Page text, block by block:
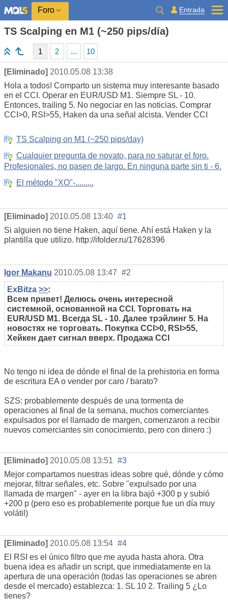
Foro Entrada
TS Scalping en M1 (~250 pips/día)
1 2 ... 10
[Eliminado] 2010.05.08 13:38
Hola a todos! Comparto un sistema muy interesante basado
en el CCI. Operar en EUR/USD M1. Siempre SL - 10.
Entonces, trailing 5. No negociar en las noticias. Comprar
CCI>0, RSI>55, Haken da una señal alcista. Vender CCI
TS Scalping on M1 (~250 pips/day)
Cualquier pregunta de novato, para no saturar el foro.
Profesionales, no pasen de largo. En ninguna parte sin ti - 6.
El método "XO"-.........
[Eliminado] 2010.05.08 13:40 #1
Si alguien no tiene Haken, aquí tiene. Ahí está Haken y la
plantilla que utilizo. http://ifolder.ru/17628396
Igor Makanu 2010.05.08 13:47 #2
ExBitza >>:
Всем привет! Делюсь очень интересной
системной, основанной на CCI. Торговать на
EUR/USD M1. Всегда SL - 10. Далее трэйлинг 5. На
новостях не торговать. Покупка CCI>0, RSI>55,
Хейкен дает сигнал вверх. Продажа CCI
No tengo ni idea de dónde el final de la prehistoria en forma
de escritura EA o vender por caro / barato?
SZS: probablemente después de una tormenta de
operaciones al final de la semana, muchos comerciantes
expulsados por el llamado de margen, comenzaron a recibir
nuevos comerciantes sin conocimiento, pero con dinero :)
[Eliminado] 2010.05.08 13:51 #3
Mejor compartamos nuestras ideas sobre qué, dónde y cómo
mejorar, filtrar señales, etc. Sobre "expulsado por una
llamada de margen" - ayer en la libra bajó +300 p y subió
+200 p (pero eso es probablemente porque fue un día muy
volátil)
[Eliminado] 2010.05.08 13:54 #4
El RSI es el único filtro que me ayuda hasta ahora. Otra
buena idea es añadir un script, que inmediatamente en la
apertura de una operación (todas las operaciones se abren
desde el mercado) establezca: 1. SL 10 2. Trailing 5 ¿Lo
tienes?